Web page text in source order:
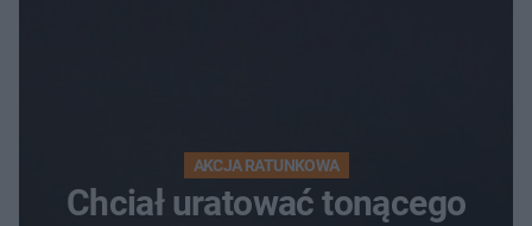
AKCJA RATUNKOWA
Chciał uratować tonącego